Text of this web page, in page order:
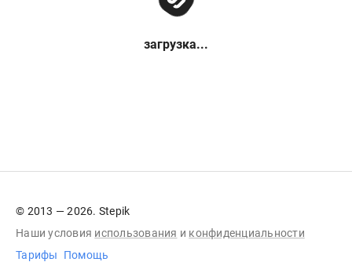
загрузка...
© 2013 — 2026. Stepik
Наши условия использования и конфиденциальности
Тарифы
Помощь